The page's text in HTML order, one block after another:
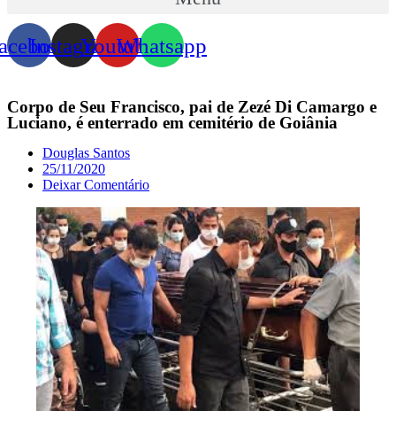
InstagramYoutubeWhatsapp
Corpo de Seu Francisco, pai de Zezé Di Camargo e
Luciano, é enterrado em cemitério de Goiânia
Douglas Santos
25/11/2020
Deixar Comentário